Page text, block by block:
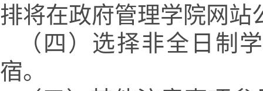
排将在政府管理学院网站
（四）选择非全日制
宿。